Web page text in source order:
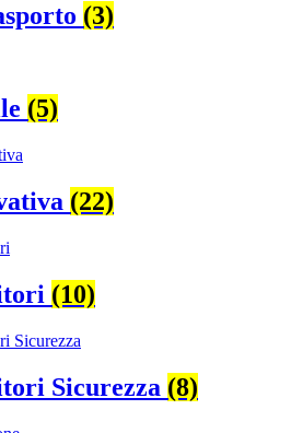
(3)
(5)
(22)
(10)
Sicurezza (8)